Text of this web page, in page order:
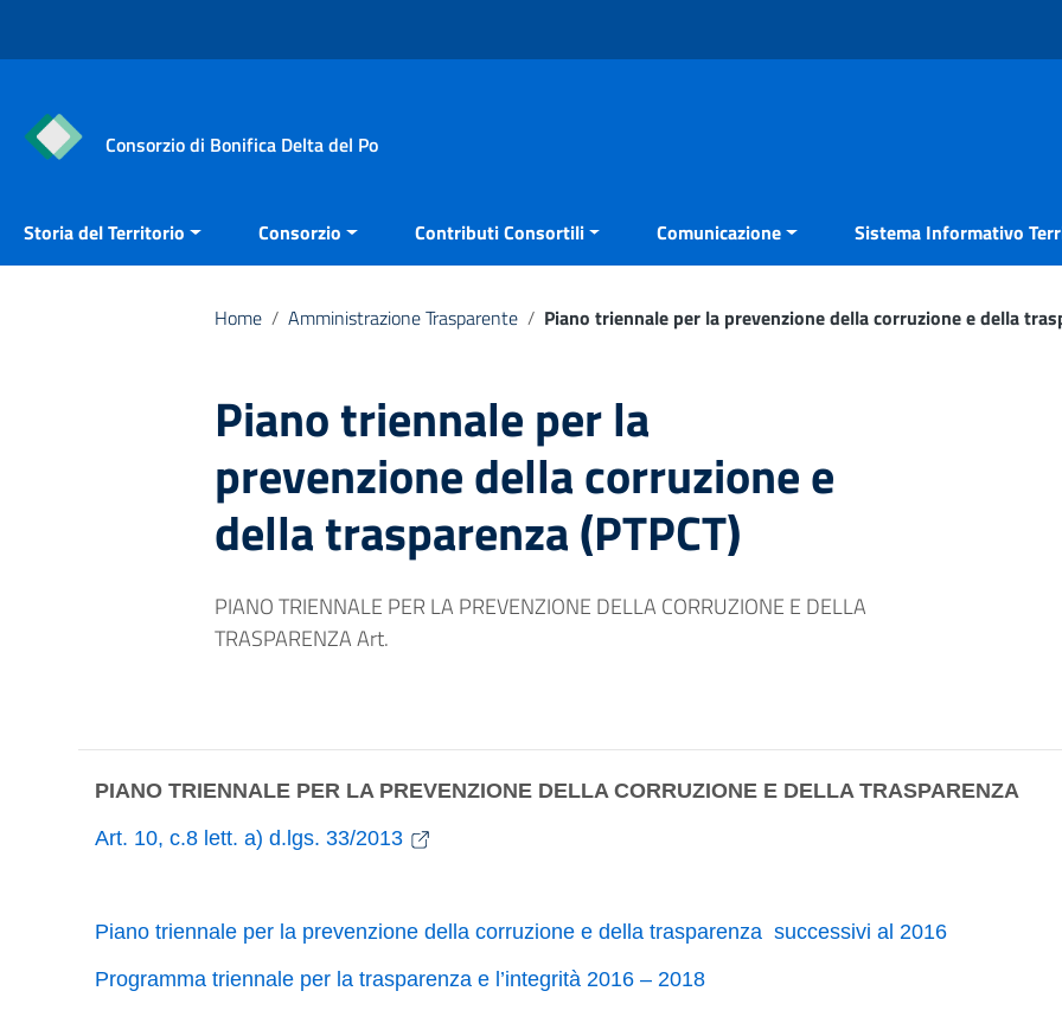
Consorzio di Bonifica Delta del Po
Storia del Territorio Consorzio Contributi Consortili Comunicazione Sistema Informativo
Home / Amministrazione Trasparente / Piano triennale per la prevenzione della corruzione e della
Piano triennale per la
prevenzione della corruzione e
della trasparenza (PTPCT)
PIANO TRIENNALE PER LA PREVENZIONE DELLA CORRUZIONE E DELLA
TRASPARENZA Art.
PIANO TRIENNALE PER LA PREVENZIONE DELLA CORRUZIONE E DELLA TRASPARENZA
Art. 10, c.8 lett. a) d.lgs. 33/2013
Piano triennale per la prevenzione della corruzione e della trasparenza successivi al 2016
Programma triennale per la trasparenza e l’integrità 2016 – 2018